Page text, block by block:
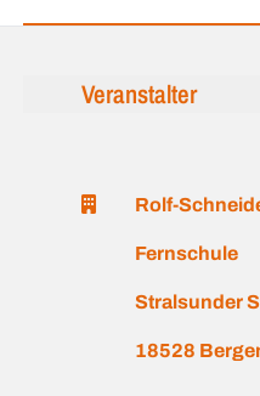
Veranstalter
Rolf-
Fernschule
Stralsunder
18528